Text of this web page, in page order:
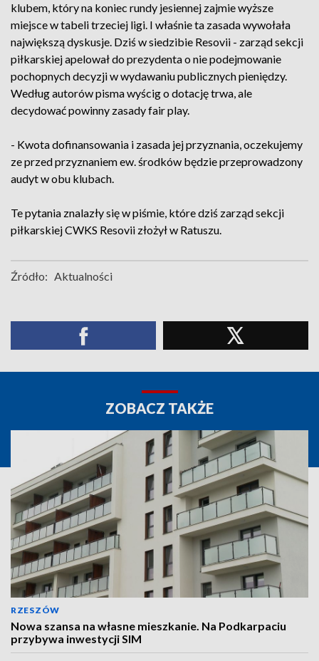
klubem, który na koniec rundy jesiennej zajmie wyższe
miejsce w tabeli trzeciej ligi. I właśnie ta zasada wywołała
największą dyskusje. Dziś w siedzibie Resovii - zarząd sekcji
piłkarskiej apelował do prezydenta o nie podejmowanie
pochopnych decyzji w wydawaniu publicznych pieniędzy.
Według autorów pisma wyścig o dotację trwa, ale
decydować powinny zasady fair play.
- Kwota dofinansowania i zasada jej przyznania, oczekujemy
ze przed przyznaniem ew. środków będzie przeprowadzony
audyt w obu klubach.
Te pytania znalazły się w piśmie, które dziś zarząd sekcji
piłkarskiej CWKS Resovii złożył w Ratuszu.
Źródło: Aktualności
ZOBACZ TAKŻE
RZESZÓW
Nowa szansa na własne mieszkanie. Na Podkarpaciu
przybywa inwestycji SIM